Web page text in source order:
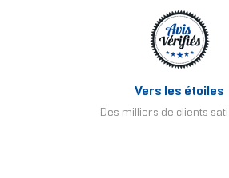
Vers les étoiles
Des milliers de clients